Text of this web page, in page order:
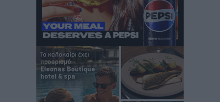
Πάνθηρες: Ξεκίνησαν αισιόδοξοι για την παρθενική
“πτήση” τους
• πριν 3 ώρες
Άρης Αρχαγγέλου: Στο πλευρό του άτυχου Ιάκωβου
Αθλητικά• πριν 3 ώρες